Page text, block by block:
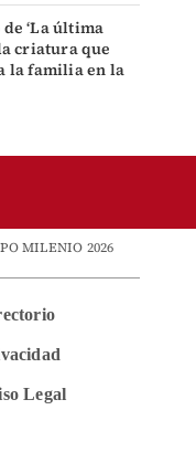
‘La última
la criatura que
la familia en la
MILENIO 2026
Legal